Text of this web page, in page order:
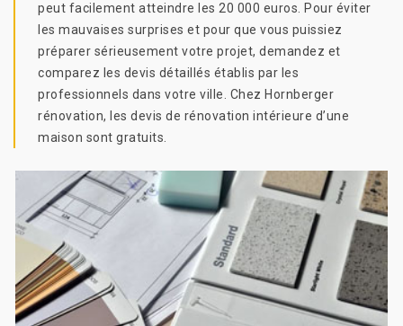
peut facilement atteindre les 20 000 euros. Pour éviter
les mauvaises surprises et pour que vous puissiez
préparer sérieusement votre projet, demandez et
comparez les devis détaillés établis par les
professionnels dans votre ville. Chez Hornberger
rénovation, les devis de rénovation intérieure d’une
maison sont gratuits.